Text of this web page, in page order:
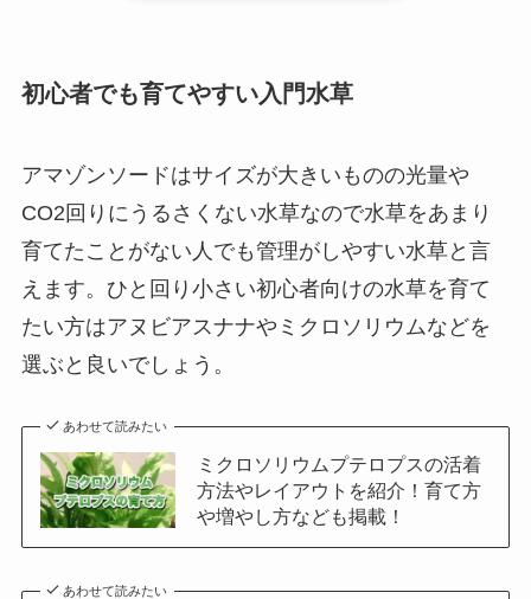
初心者でも育てやすい入門水草
アマゾンソードはサイズが大きいものの光量や
CO2回りにうるさくない水草なので水草をあまり
育てたことがない人でも管理がしやすい水草と言
えます。ひと回り小さい初心者向けの水草を育て
たい方はアヌビアスナナやミクロソリウムなどを
選ぶと良いでしょう。
あわせて読みたい
ミクロソリウムプテロプスの活着
方法やレイアウトを紹介！育て方
や増やし方なども掲載！
あわせて読みたい